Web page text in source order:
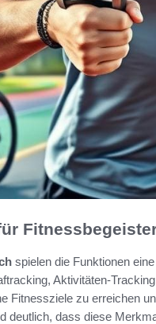
spielen die Funktionen
Aktivitäten-
Fitnessziele zu erreichen
deutlich, dass diese